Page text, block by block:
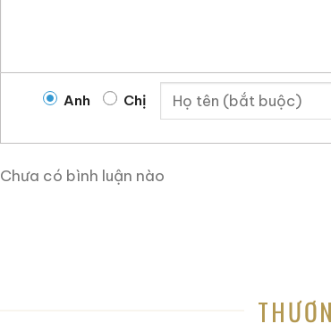
Cognac Roi des Rois
Anh Chị
Chưa có bình luận nào